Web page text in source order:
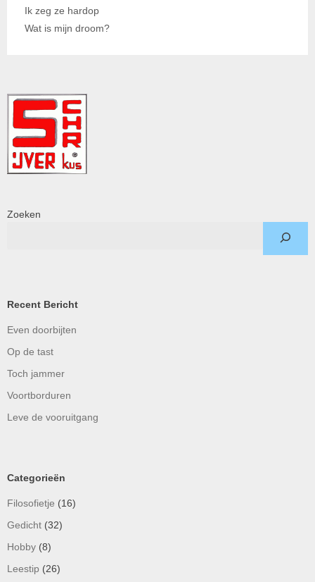
Ik zeg ze hardop
Wat is mijn droom?
Zoeken
Recent Bericht
Even doorbijten
Op de tast
Toch jammer
Voortborduren
Leve de vooruitgang
Categorieën
Filosofietje (16)
Gedicht (32)
Hobby (8)
Leestip (26)